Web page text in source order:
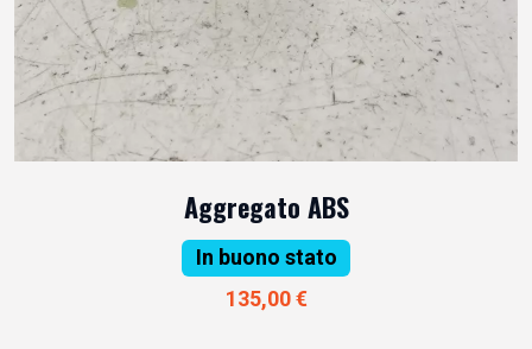
Aggregato ABS
In buono stato
135,00 €